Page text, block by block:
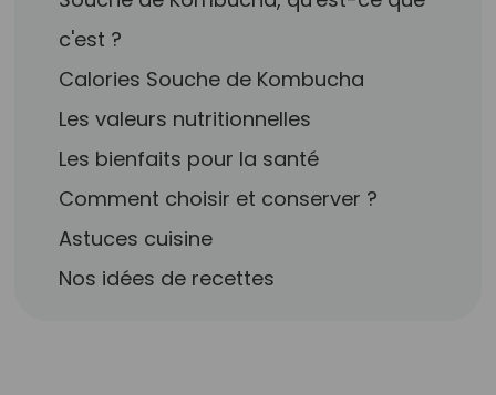
c'est ?
Calories Souche de Kombucha
Les valeurs nutritionnelles
Les bienfaits pour la santé
Comment choisir et conserver ?
Astuces cuisine
Nos idées de recettes